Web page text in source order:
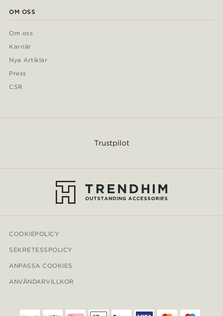
OM OSS
Om oss
Karriär
Nya Artiklar
Press
CSR
Trustpilot
COOKIEPOLICY
SEKRETESSPOLICY
ANPASSA COOKIES
ANVÄNDARVILLKOR